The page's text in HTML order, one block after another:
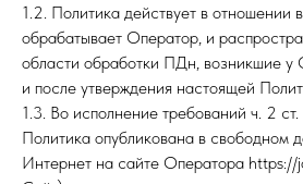
1.2. Политика действует в отношении
обрабатывает Оператор, и
области обработки ПДн, возникшие у
и после утверждения настоящей
1.3. Во исполнение требований ч. 2
Политика опубликована в свободном
Интернет на сайте Оператора